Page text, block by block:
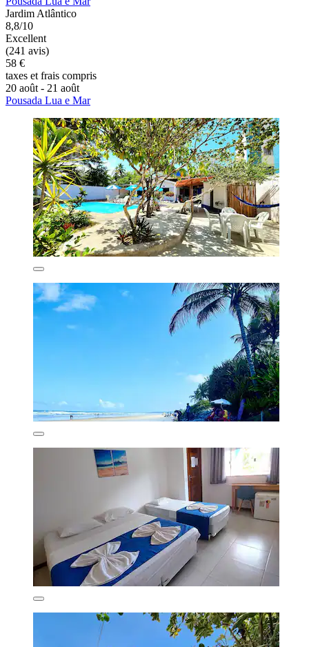
Jardim Atlântico
8,8/10
Excellent
(241 avis)
58 €
taxes et frais compris
20 août - 21 août
Pousada Lua e Mar